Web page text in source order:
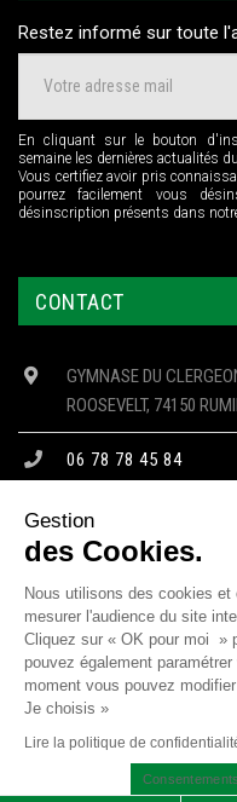
Restez informé sur toute
En cliquant sur le bouton
semaine les dernières actualités
Vous certifiez avoir pris
pourrez facilement vous
désinscription présents dans
CONTACT
GYMNASE DU
ROOSEVELT, 74150
06 78 78 45 84
CONTACT@RBC74.FR
Copyright © 2023 RBC -
Gestion
des Cookies.
Nous utilisons des cookies et
mesurer l'audience du site
Cliquez sur « OK pour moi »
pouvez également
moment vous pouvez
Je choisis »
Lire la politique de